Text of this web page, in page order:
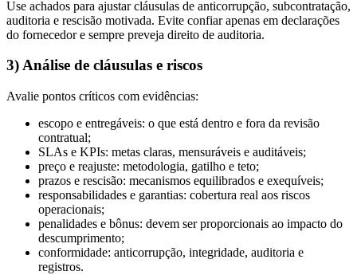
Use achados para ajustar cláusulas de anticorrupção, subcontratação,
auditoria e rescisão motivada. Evite confiar apenas em declarações
do fornecedor e sempre preveja direito de auditoria.
3) Análise de cláusulas e riscos
Avalie pontos críticos com evidências:
escopo e entregáveis: o que está dentro e fora da revisão
contratual;
SLAs e KPIs: metas claras, mensuráveis e auditáveis;
preço e reajuste: metodologia, gatilho e teto;
prazos e rescisão: mecanismos equilibrados e exequíveis;
responsabilidades e garantias: cobertura real aos riscos
operacionais;
penalidades e bônus: devem ser proporcionais ao impacto do
descumprimento;
conformidade: anticorrupção, integridade, auditoria e
registros.